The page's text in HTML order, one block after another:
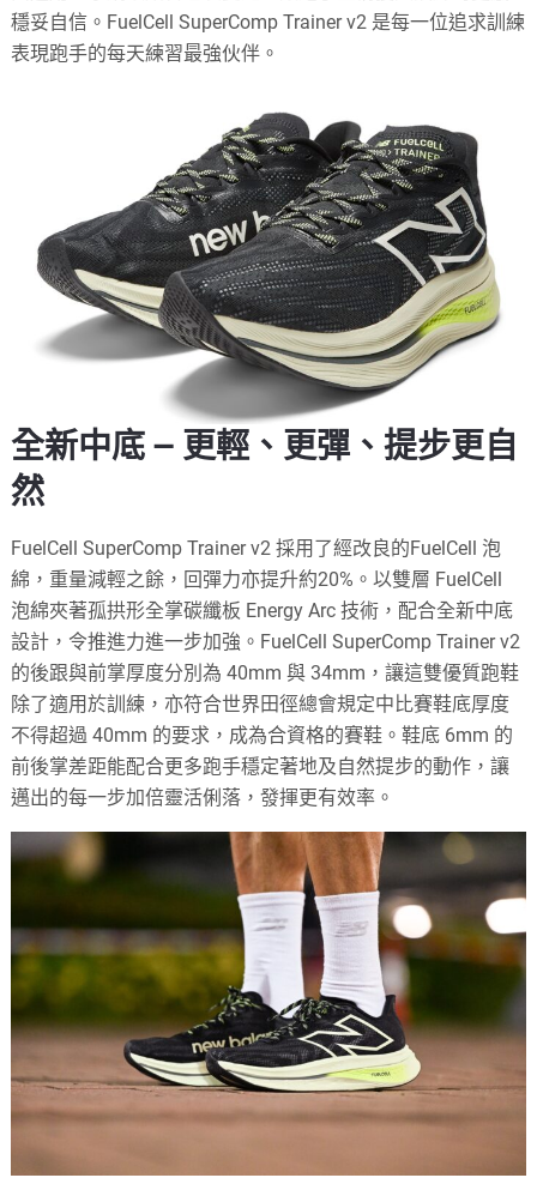
穩妥自信。FuelCell SuperComp Trainer v2 是每一位追求訓練
表現跑手的每天練習最強伙伴。
全新中底 — 更輕、更彈、提步更自
然
FuelCell SuperComp Trainer v2 採用了經改良的FuelCell 泡
綿，重量減輕之餘，回彈力亦提升約20%。以雙層 FuelCell
泡綿夾著孤拱形全掌碳纖板 Energy Arc 技術，配合全新中底
設計，令推進力進一步加強。FuelCell SuperComp Trainer v2
的後跟與前掌厚度分別為 40mm 與 34mm，讓這雙優質跑鞋
除了適用於訓練，亦符合世界田徑總會規定中比賽鞋底厚度
不得超過 40mm 的要求，成為合資格的賽鞋。鞋底 6mm 的
前後掌差距能配合更多跑手穩定著地及自然提步的動作，讓
邁出的每一步加倍靈活俐落，發揮更有效率。